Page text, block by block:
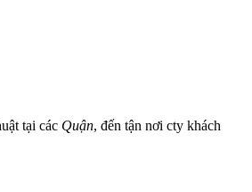
tại các Quận, đến tận nơi cty khách